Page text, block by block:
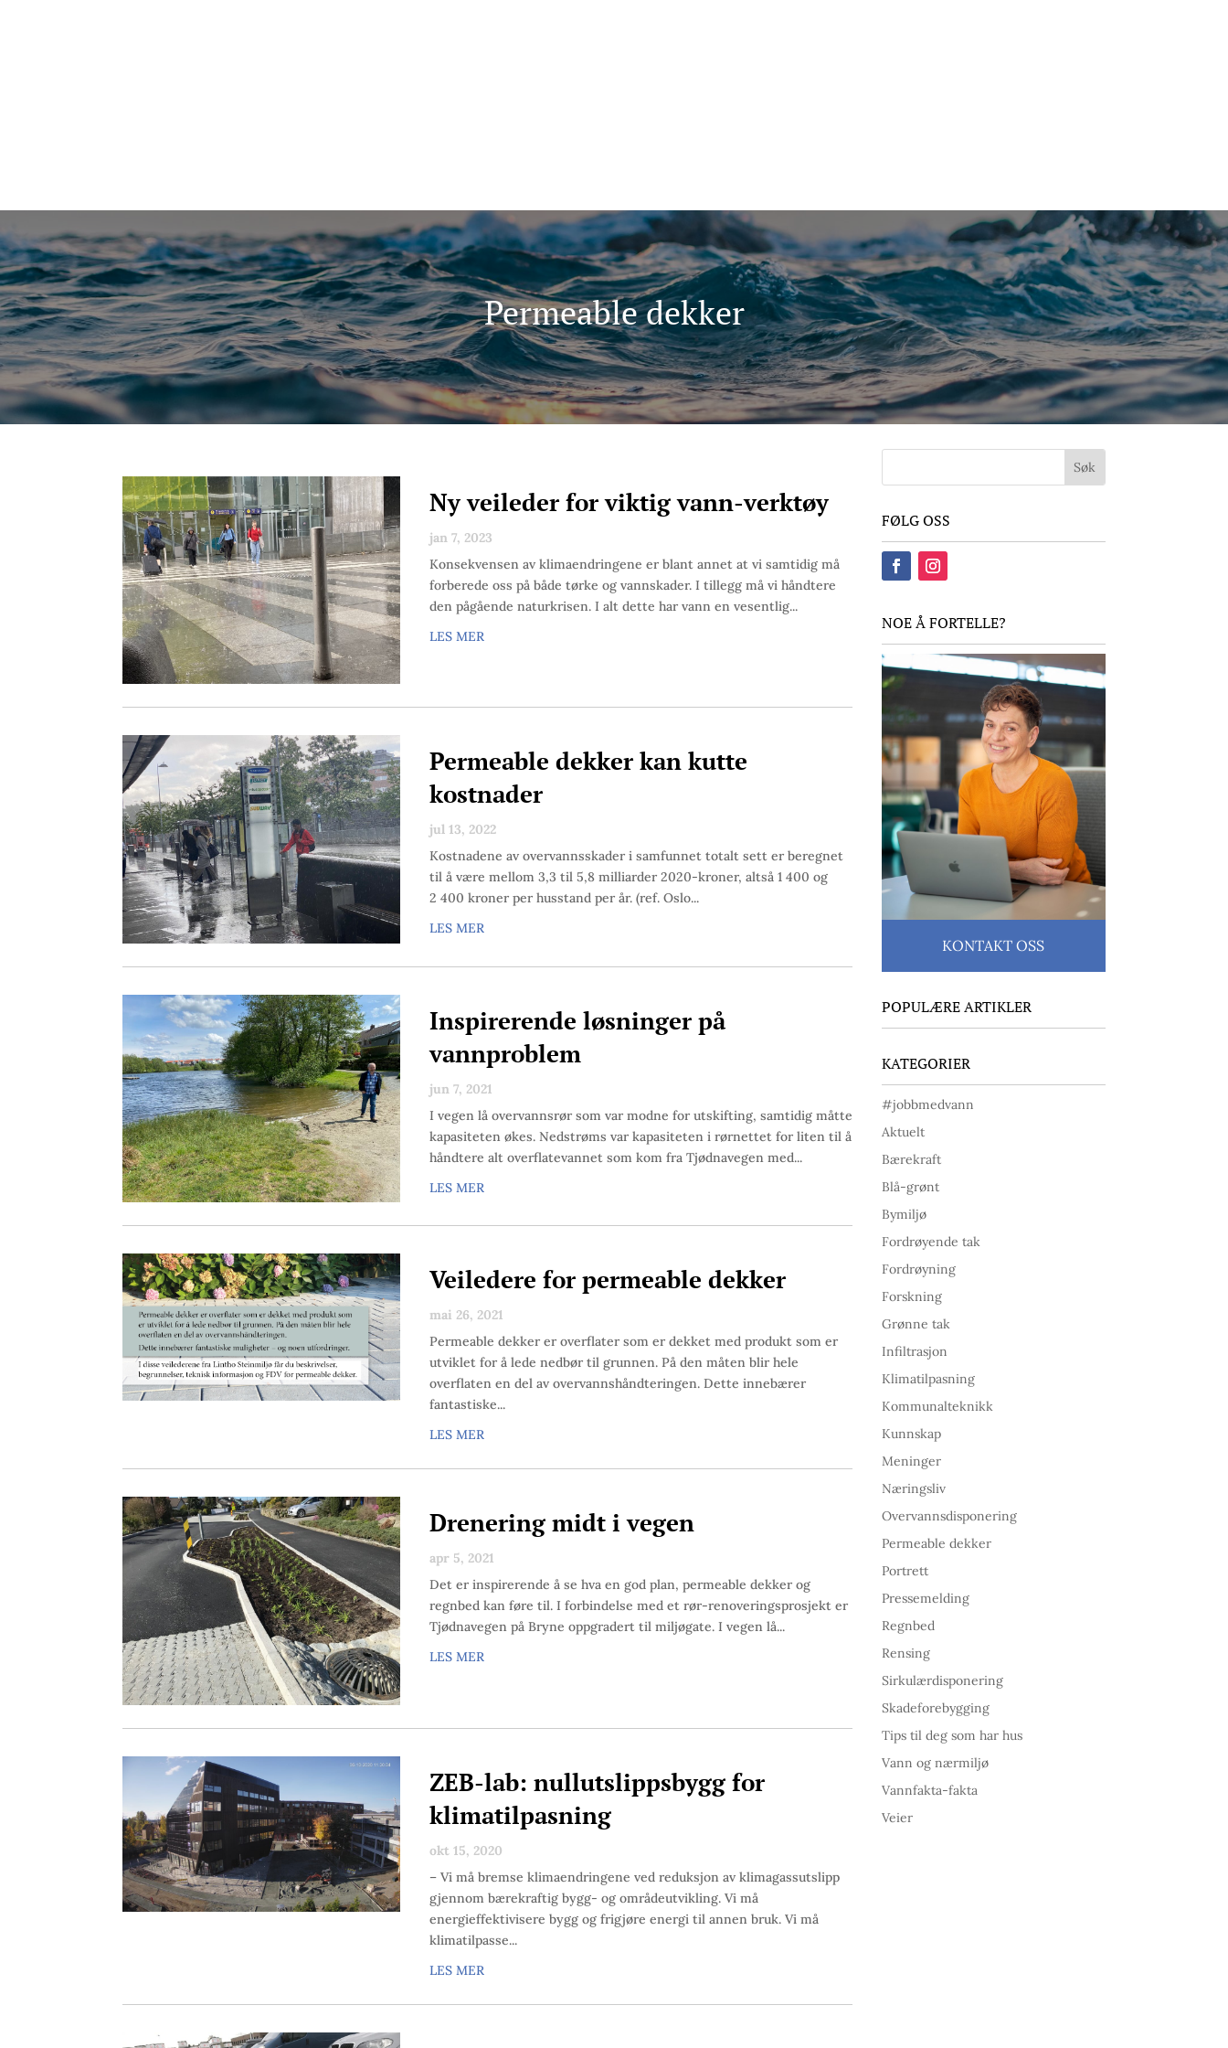
Permeable dekker
Ny veileder for viktig vann-verktøy
jan 7, 2023
Konsekvensen av klimaendringene er blant annet at vi samtidig må
forberede oss på både tørke og vannskader. I tillegg må vi håndtere
den pågående naturkrisen. I alt dette har vann en vesentlig...
LES MER
Permeable dekker kan kutte
kostnader
jul 13, 2022
Kostnadene av overvannsskader i samfunnet totalt sett er beregnet
til å være mellom 3,3 til 5,8 milliarder 2020-kroner, altså 1 400 og
2 400 kroner per husstand per år. (ref. Oslo...
LES MER
Inspirerende løsninger på
vannproblem
jun 7, 2021
I vegen lå overvannsrør som var modne for utskifting, samtidig måtte
kapasiteten økes. Nedstrøms var kapasiteten i rørnettet for liten til å
håndtere alt overflatevannet som kom fra Tjødnavegen med...
LES MER
Veiledere for permeable dekker
mai 26, 2021
Permeable dekker er overflater som er dekket med produkt som er
utviklet for å lede nedbør til grunnen. På den måten blir hele
overflaten en del av overvannshåndteringen. Dette innebærer
fantastiske...
LES MER
Drenering midt i vegen
apr 5, 2021
Det er inspirerende å se hva en god plan, permeable dekker og
regnbed kan føre til. I forbindelse med et rør-renoveringsprosjekt er
Tjødnavegen på Bryne oppgradert til miljøgate. I vegen lå...
LES MER
ZEB-lab: nullutslippsbygg for
klimatilpasning
okt 15, 2020
– Vi må bremse klimaendringene ved reduksjon av klimagassutslipp
gjennom bærekraftig bygg- og områdeutvikling. Vi må
energieffektivisere bygg og frigjøre energi til annen bruk. Vi må
klimatilpasse...
LES MER
FØLG OSS
NOE Å FORTELLE?
KONTAKT OSS
POPULÆRE ARTIKLER
KATEGORIER
#jobbmedvann
Aktuelt
Bærekraft
Blå-grønt
Bymiljø
Fordrøyende tak
Fordrøyning
Forskning
Grønne tak
Infiltrasjon
Klimatilpasning
Kommunalteknikk
Kunnskap
Meninger
Næringsliv
Overvannsdisponering
Permeable dekker
Portrett
Pressemelding
Regnbed
Rensing
Sirkulærdisponering
Skadeforebygging
Tips til deg som har hus
Vann og nærmiljø
Vannfakta-fakta
Veier